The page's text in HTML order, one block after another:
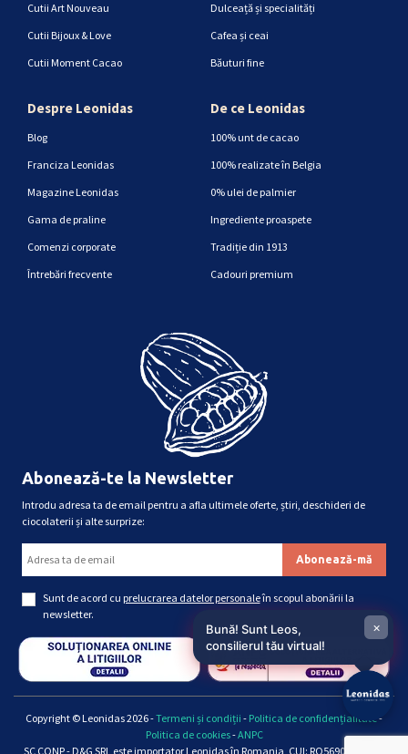
Cutii Art Nouveau
Cutii Bijoux & Love
Cutii Moment Cacao
Dulceață și specialități
Cafea și ceai
Băuturi fine
Despre Leonidas
Blog
Franciza Leonidas
Magazine Leonidas
Gama de praline
Comenzi corporate
Întrebări frecvente
De ce Leonidas
100% unt de cacao
100% realizate în Belgia
0% ulei de palmier
Ingrediente proaspete
Tradiție din 1913
Cadouri premium
Abonează-te la Newsletter
Introdu adresa ta de email pentru a afla ultimele oferte, știri, deschideri de
ciocolaterii și alte surprize:
Sunt de acord cu prelucrarea datelor personaleîn scopul abonării la
newsletter.
Copyright © Leonidas 2026 -Termeni și condiții - Politica de confidențialitate -
Politica de cookies-ANPC
SC CONP - D&G SRL este importator Leonidas în Romania, CUI: RO5690661, Reg.
Bună! Sunt Leos,
consilierul tău virtual!
×